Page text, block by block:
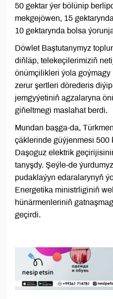
50 gektar ýer bölünip
mekgejöwen, 15
10 gektarynda bolsa
Döwlet Baştutanymyz
diňläp, telekeçilerimiziň
önümçilikleri ýola
zerur şertleri dörederis
jemgyýetiniň agzalaryna
giňeltmegi maslahat berdi.
Mundan başga-da,
çäklerinde güýjenmesi 500
Daşoguz elektrik
tanyşdy. Şeýle-de
pudaklaýyn edaralarynyň
Energetika ministrliginiň
hünärmenleriniň
geçirdi.